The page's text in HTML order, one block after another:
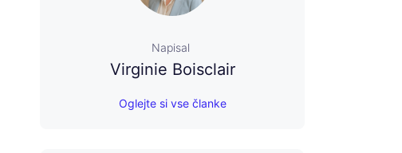
Napisal
Virginie Boisclair
Oglejte si vse članke